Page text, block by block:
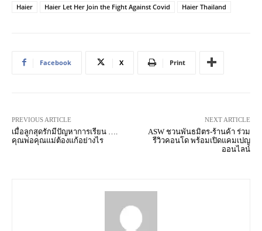
Haier
Haier Let Her Join the Fight Against Covid Haier Thailand
Facebook X Print
PREVIOUS ARTICLE
เมื่อลูกสุดรักมีปัญหาการเรียน ….
คุณพ่อคุณแม่ต้องแก้อย่างไร
NEXT ARTICLE
ASW ชวนพันธมิตร-ร้านค้า ร่วม
รีวิวคอนโด พร้อมเปิดแคมเปญ
ออนไลน์